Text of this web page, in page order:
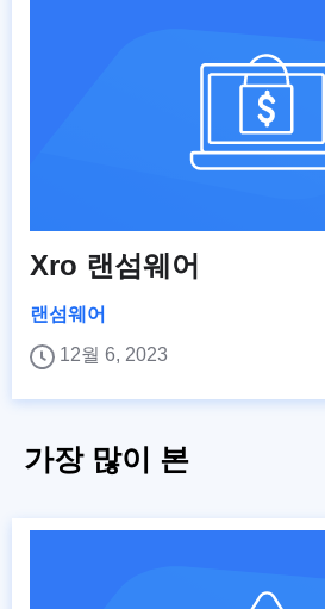
Xro 랜섬웨어
랜섬웨어
12월 6, 2023
가장 많이 본